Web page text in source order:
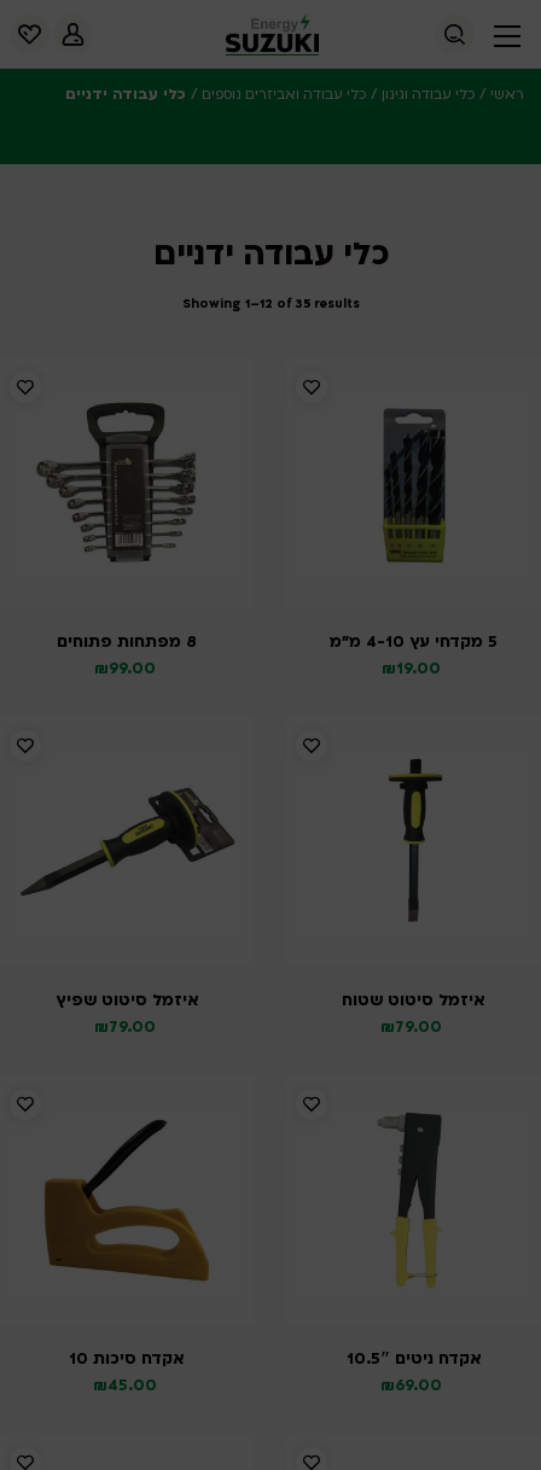
ראשי / כלי עבודה וגינון / כלי עבודה ואביזרים נוספים / כלי עבודה ידניים
כלי עבודה ידניים
Showing 1–12 of 35 results
5 מקדחי עץ 4-10 מ”מ
19.00
₪
8 מפתחות פתוחים
99.00
₪
איזמל סיטוט שטוח
79.00
₪
איזמל סיטוט שפיץ
79.00
₪
אקדח ניטים 10.5″
69.00
₪
אקדח סיכות 10
45.00
₪